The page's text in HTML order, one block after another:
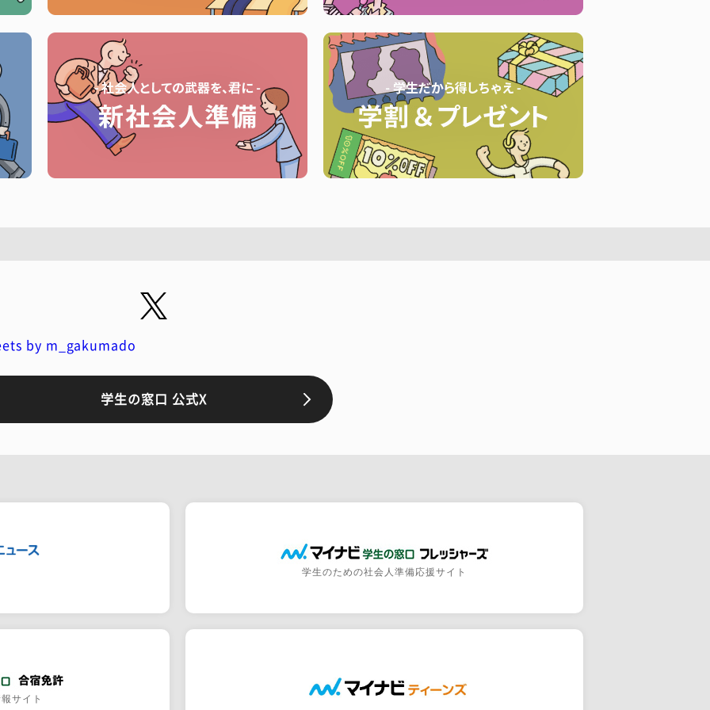
by m_gakumado
学生の窓口 公式X
学生のための社会人準備応援サイト
サイト